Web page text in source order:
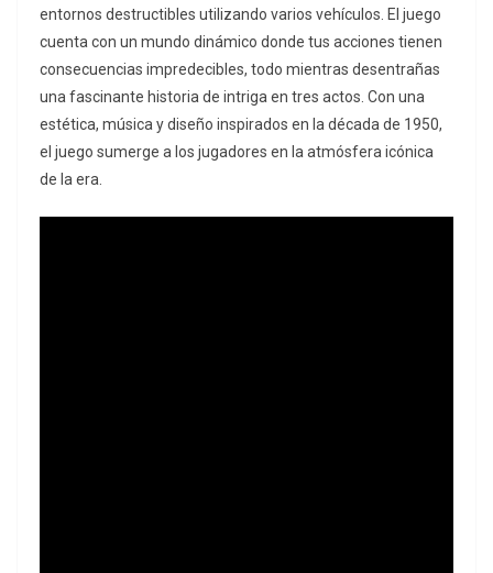
entornos destructibles utilizando varios vehículos. El juego
cuenta con un mundo dinámico donde tus acciones tienen
consecuencias impredecibles, todo mientras desentrañas
una fascinante historia de intriga en tres actos. Con una
estética, música y diseño inspirados en la década de 1950,
el juego sumerge a los jugadores en la atmósfera icónica
de la era.